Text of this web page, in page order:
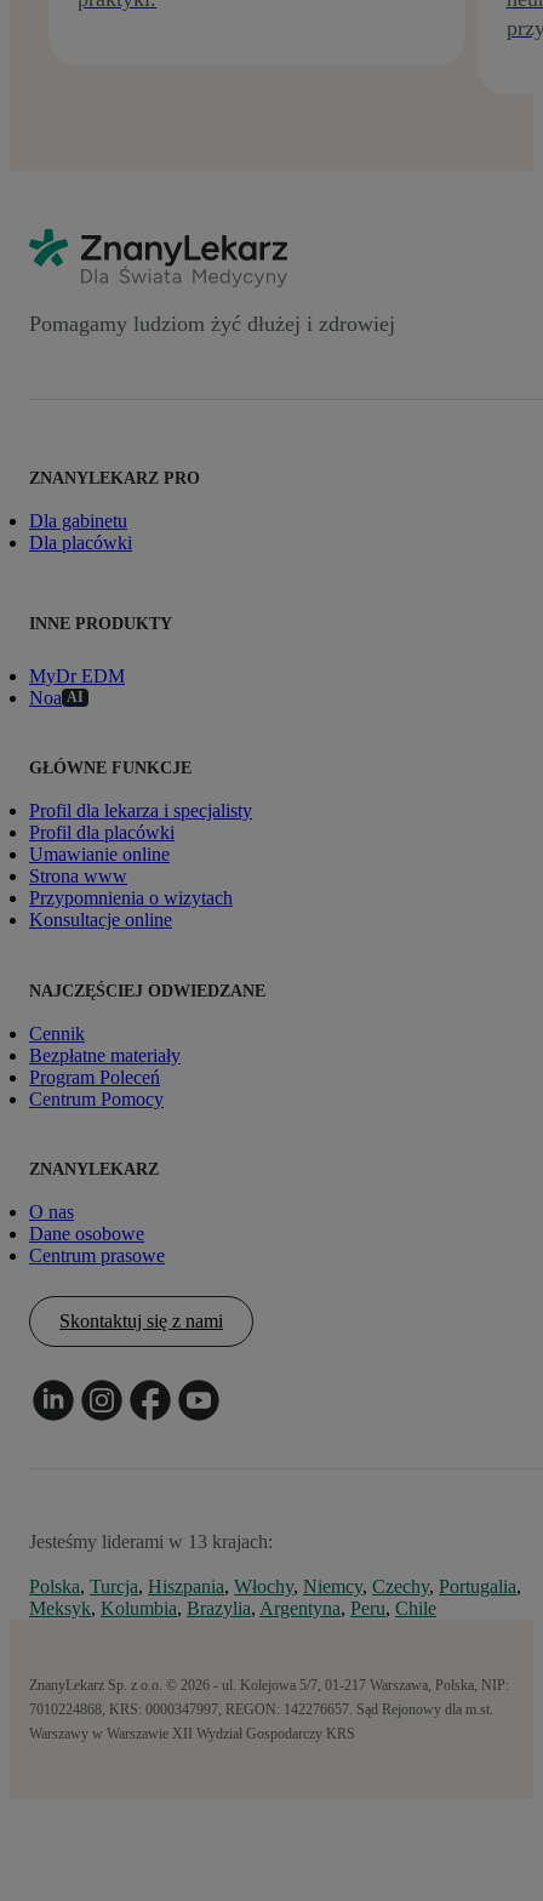
Pomagamy ludziom żyć dłużej i zdrowiej
ZNANYLEKARZ PRO
Dla gabinetu
Dla placówki
INNE PRODUKTY
MyDr EDM
Noa AI
GŁÓWNE FUNKCJE
Profil dla lekarza i specjalisty
Profil dla placówki
Umawianie online
Strona www
Przypomnienia o wizytach
Konsultacje online
NAJCZĘŚCIEJ ODWIEDZANE
Cennik
Bezpłatne materiały
Program Poleceń
Centrum Pomocy
ZNANYLEKARZ
O nas
Dane osobowe
Centrum prasowe
Skontaktuj się z nami
Jesteśmy liderami w 13 krajach:
Polska, Turcja, Hiszpania, Włochy, Niemcy, Czechy, Portugalia,
Meksyk, Kolumbia, Brazylia, Argentyna, Peru, Chile
ZnanyLekarz Sp. z o.o. © 2026 - ul. Kolejowa 5/7, 01-217 Warszawa, Polska, NIP:
7010224868, KRS: 0000347997, REGON: 142276657. Sąd Rejonowy dla m.st.
Warszawy w Warszawie XII Wydział Gospodarczy KRS